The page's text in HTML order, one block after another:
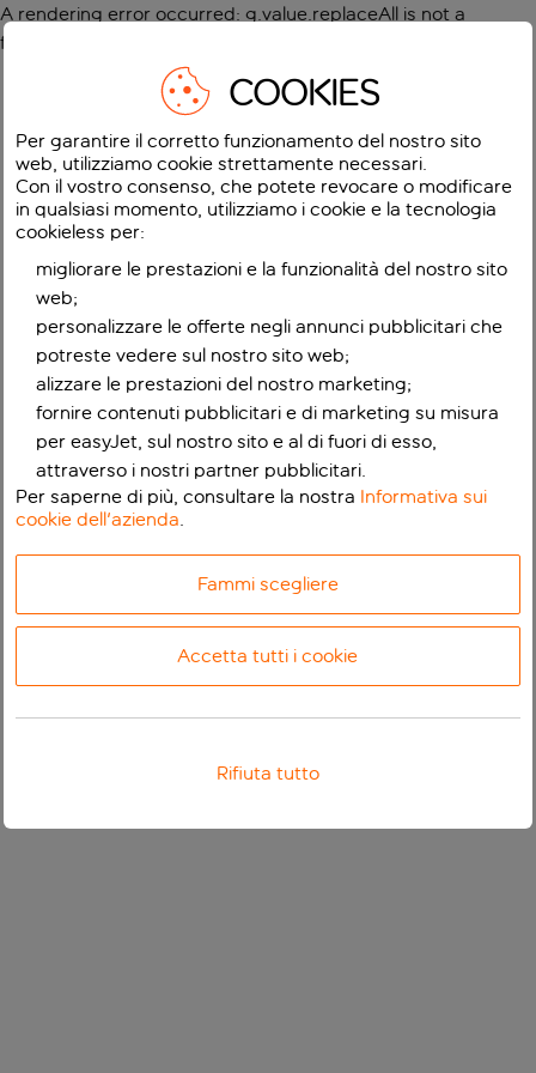
A rendering error occurred: g.value.replaceAll is not a
function
COOKIES
Per garantire il corretto funzionamento del nostro sito
web, utilizziamo cookie strettamente necessari.
Con il vostro consenso, che potete revocare o modificare
in qualsiasi momento, utilizziamo i cookie e la tecnologia
cookieless per:
migliorare le prestazioni e la funzionalità del nostro sito
web;
personalizzare le offerte negli annunci pubblicitari che
potreste vedere sul nostro sito web;
alizzare le prestazioni del nostro marketing;
fornire contenuti pubblicitari e di marketing su misura
per easyJet, sul nostro sito e al di fuori di esso,
attraverso i nostri partner pubblicitari.
Per saperne di più, consultare la nostra Informativa sui
cookie dell'azienda.
Fammi scegliere
Accetta tutti i cookie
Rifiuta tutto